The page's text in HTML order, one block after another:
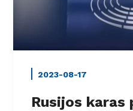
2023-08-17
Rusijos karas